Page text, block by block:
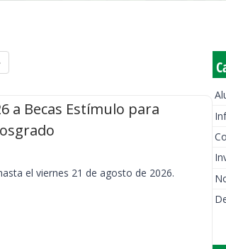
a Becas Estímulo para
el viernes 21 de agosto de 2026.